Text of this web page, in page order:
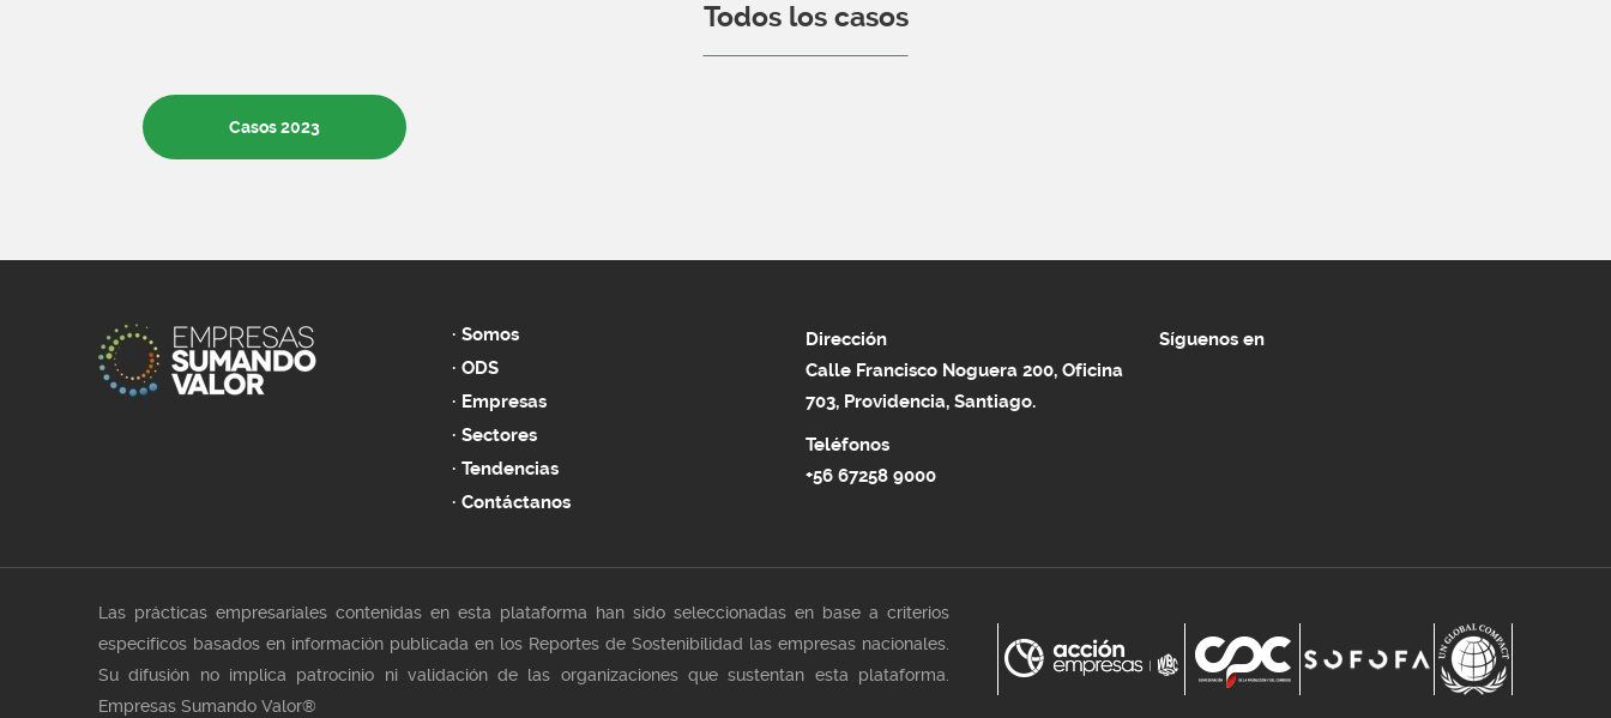
Todos los casos
Casos 2023
Somos
ODS
Empresas
Sectores
Tendencias
Contáctanos
Dirección
Calle Francisco Noguera 200, Oficina
703, Providencia, Santiago.
Teléfonos
+56 67258 9000
Síguenos en
Las prácticas empresariales contenidas en esta plataforma han sido seleccionadas en base a criterios
especificos basados en información publicada en los Reportes de Sostenibilidad las empresas nacionales.
Su difusión no implica patrocinio ni validación de las organizaciones que sustentan esta plataforma.
Empresas Sumando Valor®